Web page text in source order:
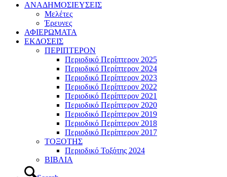
ΑΝΑΔΗΜΟΣΙΕΥΣΕΙΣ
Μελέτες
Έρευνες
ΑΦΙΕΡΩΜΑΤΑ
ΕΚΔΟΣΕΙΣ
ΠΕΡΙΠΤΕΡΟΝ
Περιοδικό Περίπτερον 2025
Περιοδικό Περίπτερον 2024
Περιοδικό Περίπτερον 2023
Περιοδικό Περίπτερον 2022
Περιοδικό Περίπτερον 2021
Περιοδικό Περίπτερον 2020
Περιοδικό Περίπτερον 2019
Περιοδικό Περίπτερον 2018
Περιοδικό Περίπτερον 2017
ΤΟΞΟΤΗΣ
Περιοδικό Τοξότης 2024
ΒΙΒΛΙΑ